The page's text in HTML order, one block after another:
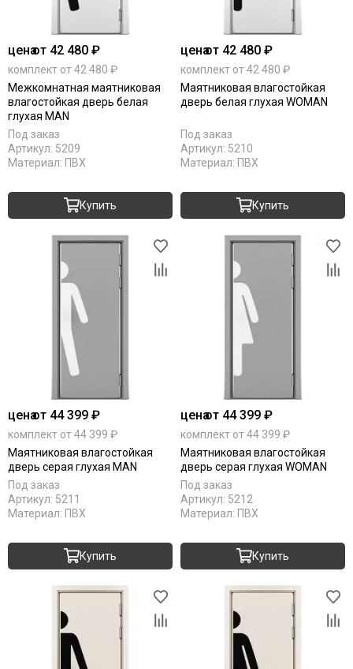
ценаот 42 480 ₽
комплект от 42 480 ₽
Межкомнатная маятниковая
влагостойкая дверь белая
глухая MAN
Под заказ
Артикул: 5209
Материал: ПВХ
Купить
ценаот 42 480 ₽
комплект от 42 480 ₽
Маятниковая влагостойкая
дверь белая глухая WOMAN
Под заказ
Артикул: 5210
Материал: ПВХ
Купить
ценаот 44 399 ₽
комплект от 44 399 ₽
Маятниковая влагостойкая
дверь серая глухая MAN
Под заказ
Артикул: 5211
Материал: ПВХ
Купить
ценаот 44 399 ₽
комплект от 44 399 ₽
Маятниковая влагостойкая
дверь серая глухая WOMAN
Под заказ
Артикул: 5212
Материал: ПВХ
Купить